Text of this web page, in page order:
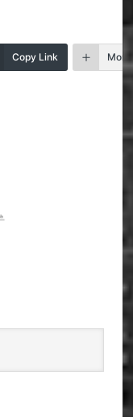
Copy Link More